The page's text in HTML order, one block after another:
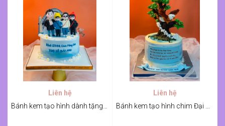
Liên hệ
Liên hệ